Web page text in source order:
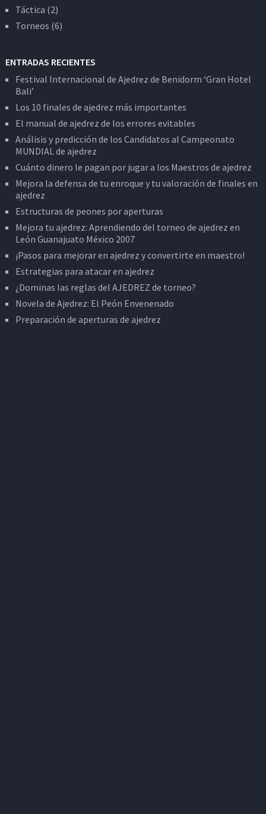
Táctica (2)
Torneos (6)
ENTRADAS RECIENTES
Festival Internacional de Ajedrez de Benidorm ‘Gran Hotel
Bali’
Los 10 finales de ajedrez más importantes
El manual de ajedrez de los errores evitables
Análisis y predicción de los Candidatos al Campeonato
MUNDIAL de ajedrez
Cuánto dinero le pagan por jugar a los Maestros de ajedrez
Mejora la defensa de tu enroque y tu valoración de finales en
ajedrez
Estructuras de peones por aperturas
Mejora tu ajedrez: Aprendiendo del torneo de ajedrez en
León Guanajuato México 2007
¡Pasos para mejorar en ajedrez y convertirte en maestro!
Estrategias para atacar en ajedrez
¿Dominas las reglas del AJEDREZ de torneo?
Novela de Ajedrez: El Peón Envenenado
Preparación de aperturas de ajedrez